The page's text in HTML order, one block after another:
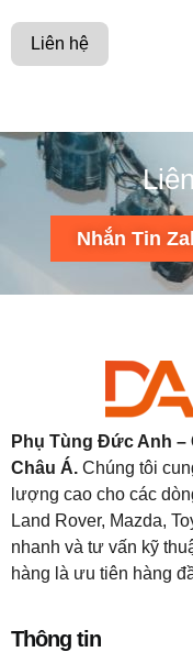
Liên hệ
Nhắn Tin
Phụ Tùng Đức Anh –
Châu Á. Chúng tôi
lượng cao cho các
Land Rover, Mazda,
nhanh và tư vấn kỹ
hàng là ưu tiên hàng
Thông tin